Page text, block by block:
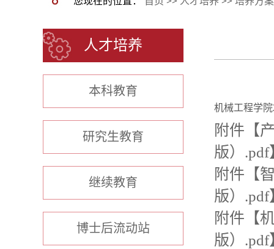
人才培养
本科教育
研究生教育
继续教育
博士后流动站
机械工程学
附件【
版）.pdf
附件【
版）.pdf
附件【
版）.pdf